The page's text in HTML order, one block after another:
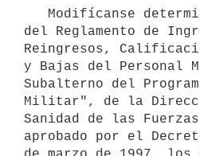
del Reglamento de
Reingresos,
y Bajas del Personal
Subalterno del
Militar", de la
Sanidad de las Fuerzas
aprobado por el